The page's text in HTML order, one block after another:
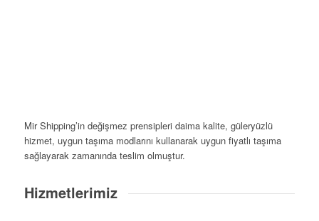
Mir Shipping’in değişmez prensipleri daima kalite, güleryüzlü
hizmet, uygun taşıma modlarını kullanarak uygun fiyatlı taşıma
sağlayarak zamanında teslim olmuştur.
Hizmetlerimiz